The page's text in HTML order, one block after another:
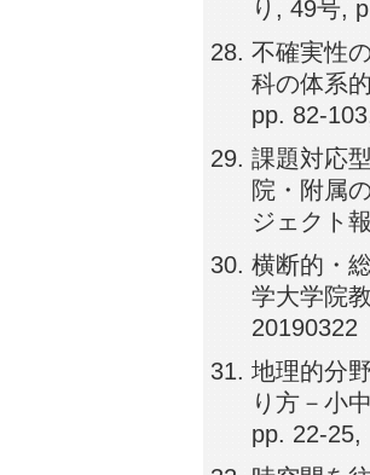
り, 49号,
不確実性
科の体系
pp. 82-
課題対応
院・附属
ジェクト
横断的・
学大学院
20190322
地理的分
り方－小
pp. 22-25,